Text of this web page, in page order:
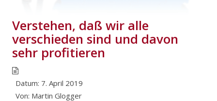
Verstehen, daß wir alle
verschieden sind und davon
sehr profitieren
Datum: 7. April 2019
Von: Martin Glogger